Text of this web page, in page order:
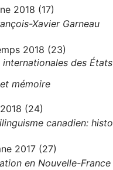
2018 (17)
Xavier Garneau
2018 (23)
des
mémoire
(24)
canadien:
2017 (27)
en Nouvelle-France